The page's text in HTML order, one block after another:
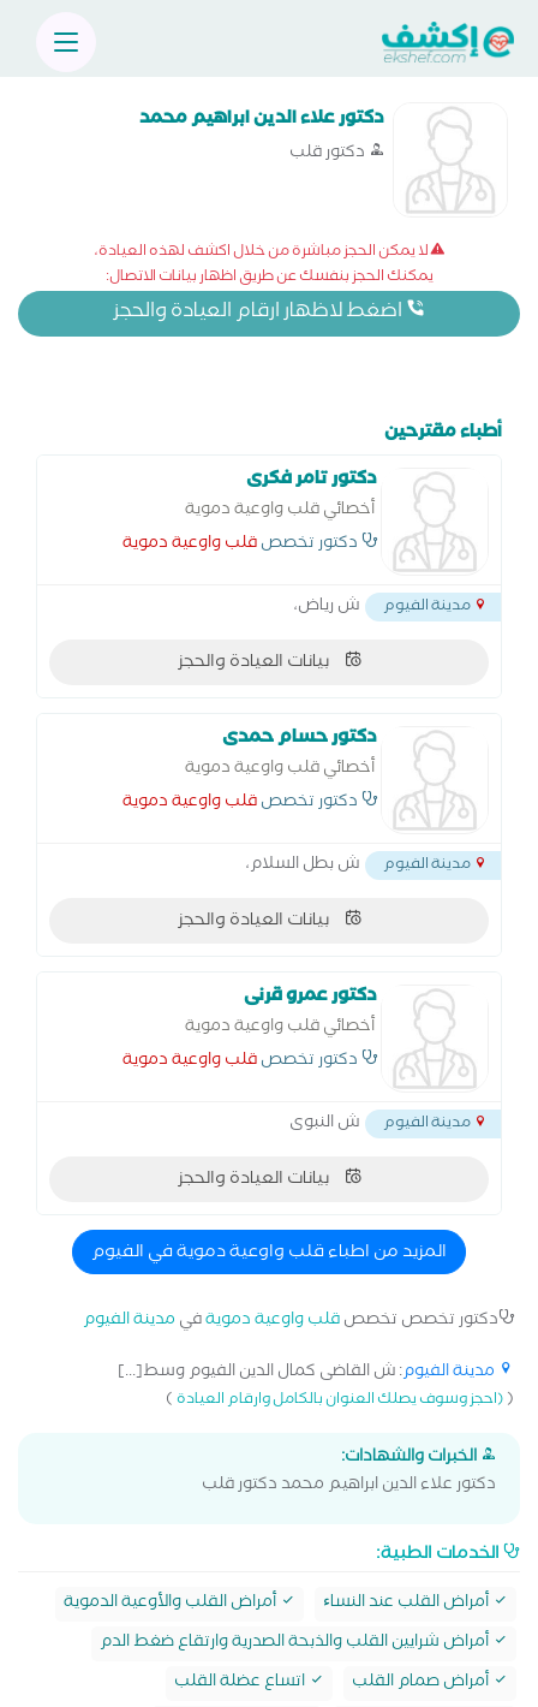
دكتور علاء الدين ابراهيم محمد
دكتور قلب
لا يمكن الحجز مباشرة من خلال اكشف لهذه العيادة،
يمكنك الحجز بنفسك عن طريق اظهار بيانات الاتصال:
اضغط لاظهار ارقام العيادة والحجز
أطباء مقترحين
دكتور تامر فكرى
أخصائي قلب واوعية دموية
دكتور تخصصقلب واوعية دموية
مدينة الفيوم ش رياض،
بيانات العيادة والحجز
دكتور حسام حمدى
أخصائي قلب واوعية دموية
دكتور تخصصقلب واوعية دموية
مدينة الفيوم ش بطل السلام،
بيانات العيادة والحجز
دكتور عمرو قرنى
أخصائي قلب واوعية دموية
دكتور تخصصقلب واوعية دموية
مدينة الفيوم ش النبوى
بيانات العيادة والحجز
المزيد من اطباء قلب واوعية دموية في الفيوم
دكتور تخصص تخصصقلب واوعية دمويةفي مدينة الفيوم
مدينة الفيوم: ش القاضى كمال الدين الفيوم وسط[...]
((احجز وسوف يصلك العنوان بالكامل وارقام العيادة)
الخبرات والشهادات:
دكتور علاء الدين ابراهيم محمد دكتور قلب
الخدمات الطبية:
أمراض القلب عند النساﺀ
أمراض القلب والأوعية الدموية
أمراض شرايين القلب والذبحة الصدرية وارتقاع ضغط الدم
أمراض صمام القلب
اتساع عضلة القلب